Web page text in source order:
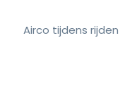
Airco tijdens rijden